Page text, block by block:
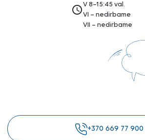
access_timeV 8–15:45 val.
VI – nedirbame
VII – nedirbame
+370 669 77 900